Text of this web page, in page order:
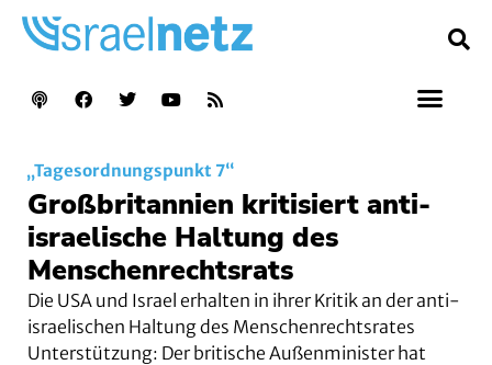
„Tagesordnungspunkt 7“
Großbritannien kritisiert anti-
israelische Haltung des
Menschenrechtsrats
Die USA und Israel erhalten in ihrer Kritik an der anti-
israelischen Haltung des Menschenrechtsrates
Unterstützung: Der britische Außenminister hat